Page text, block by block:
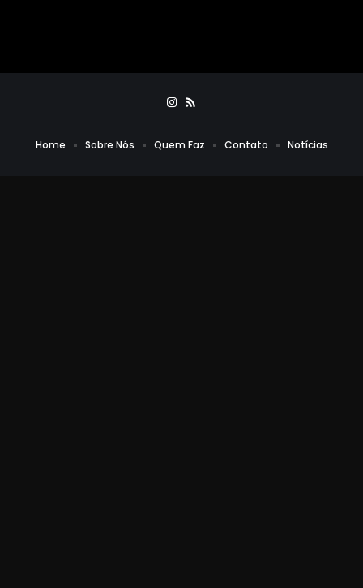
Home Sobre Nós Quem Faz Contato Notícias